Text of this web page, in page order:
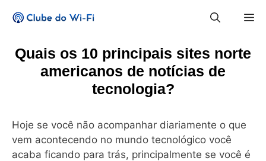
para
conteúdo
Quais os 10 principais sites norte
americanos de notícias de
tecnologia?
Hoje se você não acompanhar diariamente o que
vem acontecendo no mundo tecnológico você
acaba ficando para trás, principalmente se você é